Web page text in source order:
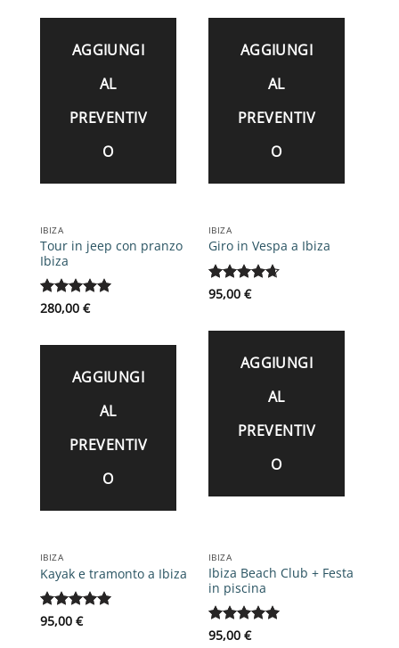
AGGIUNGI
AL
PREVENTIV
O
AGGIUNGI
AL
PREVENTIV
O
IBIZA
Tour in jeep con pranzo
Ibiza
Valutato
280,00 €
AGGIUNGI
AL
PREVENTIV
O
IBIZA
Giro in Vespa a Ibiza
Valutato
95,00 €
AGGIUNGI
AL
PREVENTIV
O
IBIZA
Kayak e tramonto a Ibiza
Valutato
95,00 €
IBIZA
Ibiza Beach Club + Festa
in piscina
Valutato
95,00 €